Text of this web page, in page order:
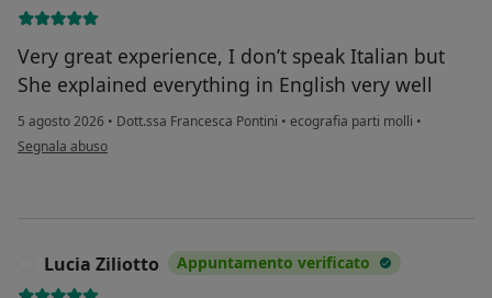
Very great experience, I don’t speak Italian but
She explained everything in English very well
5 agosto 2026 • Dott.ssa Francesca Pontini • ecografia parti molli •
secondo l'opinione dell'utente Sharareh tahmasebi
Segnala abuso
Lucia Ziliotto Appuntamento verificato